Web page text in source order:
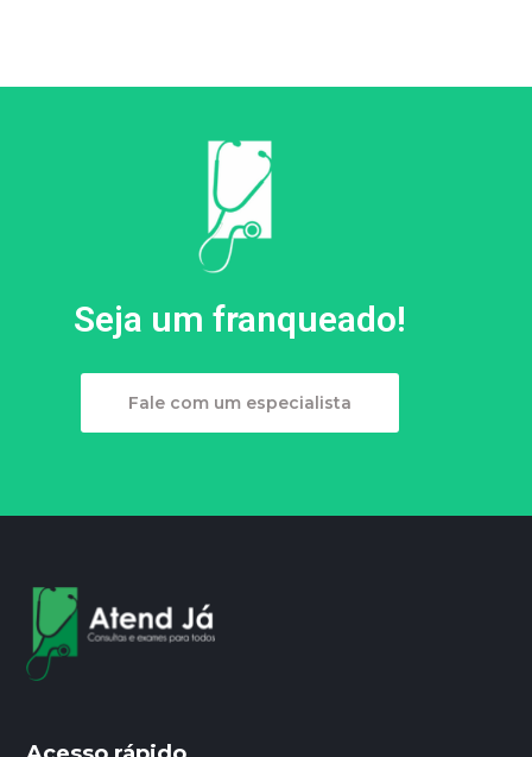
Seja um franqueado!
Fale com um especialista